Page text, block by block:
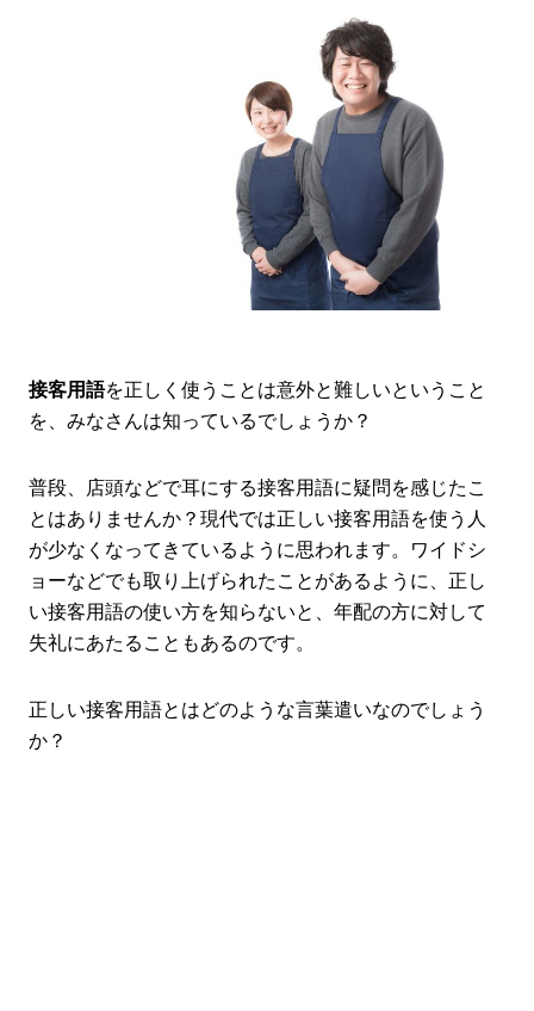
接客用語を正しく使うことは意外と難しいということ
を、みなさんは知っているでしょうか？
普段、店頭などで耳にする接客用語に疑問を感じたこ
とはありませんか？現代では正しい接客用語を使う人
が少なくなってきているように思われます。ワイドシ
ョーなどでも取り上げられたことがあるように、正し
い接客用語の使い方を知らないと、年配の方に対して
失礼にあたることもあるのです。
正しい接客用語とはどのような言葉遣いなのでしょう
か？